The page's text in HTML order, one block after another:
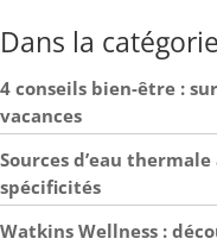
électrique
surchauffe et un
pour un plaisir
appareil de
pour vos proches.
jour férié ou
significatif de
Dans la
4 conseils bien-être :
vacances
Sources d’eau
spécificités
Watkins Wellness :